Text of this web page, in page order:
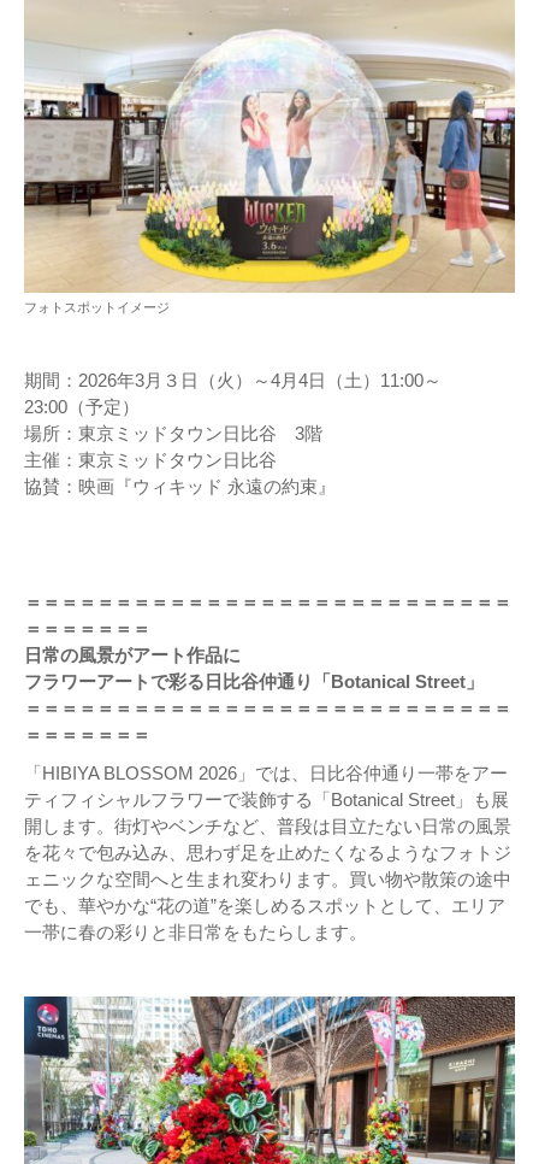
フォトスポットイメージ
期間：2026年3月３日（火）～4月4日（土）11:00～
23:00（予定）
場所：東京ミッドタウン日比谷 3階
主催：東京ミッドタウン日比谷
協賛：映画『ウィキッド 永遠の約束』
＝＝＝＝＝＝＝＝＝＝＝＝＝＝＝＝＝＝＝＝＝＝＝＝＝＝＝
＝＝＝＝＝＝＝
日常の風景がアート作品に
フラワーアートで彩る日比谷仲通り「Botanical Street」
＝＝＝＝＝＝＝＝＝＝＝＝＝＝＝＝＝＝＝＝＝＝＝＝＝＝＝
＝＝＝＝＝＝＝
「HIBIYA BLOSSOM 2026」では、日比谷仲通り一帯をアー
ティフィシャルフラワーで装飾する「Botanical Street」も展
開します。街灯やベンチなど、普段は目立たない日常の風景
を花々で包み込み、思わず足を止めたくなるようなフォトジ
ェニックな空間へと生まれ変わります。買い物や散策の途中
でも、華やかな“花の道”を楽しめるスポットとして、エリア
一帯に春の彩りと非日常をもたらします。